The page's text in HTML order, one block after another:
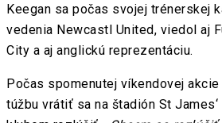
Keegan sa počas svojej trénerskej
vedenia Newcastl United, viedol aj
City a aj anglickú reprezentáciu.
Počas spomenutej víkendovej
túžbu vrátiť sa na štadión St